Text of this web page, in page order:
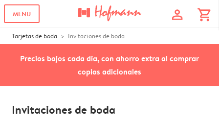
MENU profile shopping_cart
Tarjetas de boda Invitaciones de boda
Precios bajos cada día, con ahorro extra al comprar
copias adicionales
Invitaciones de boda